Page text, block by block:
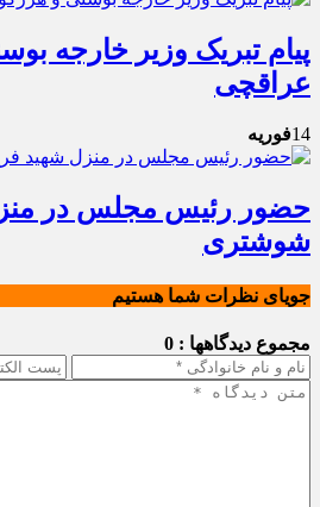
پیام تبریک وزیر خارجه
عراقچی
14فوریه
حضور رئیس مجلس در
شوشتری
جویای نظرات شما هستیم
مجموع دیدگاهها : 0